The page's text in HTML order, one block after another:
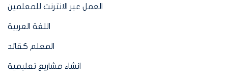
العمل عبر الانترنت للمعلمين
اللغة العربية
المعلم كقائد
انشاء مشاريع تعليمية